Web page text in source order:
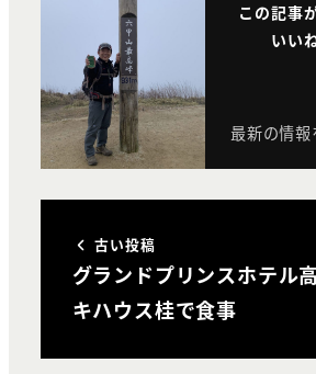
この記事
いい
最新の情
古い投稿
グランドプリンスホテル
キハウス桂で食事